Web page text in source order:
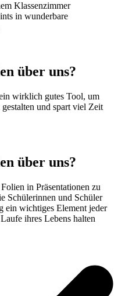
Klassenzimmer
in wunderbare
über uns?
wirklich gutes Tool, um
und spart viel Zeit
über uns?
in Präsentationen zu
Schülerinnen und Schüler
ein wichtiges Element jeder
ihres Lebens halten